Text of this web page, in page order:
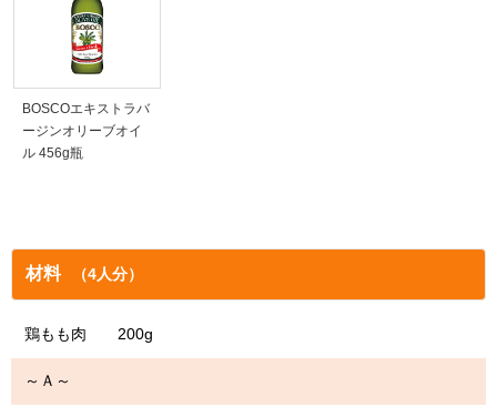
BOSCOエキストラバ
ージンオリーブオイ
ル 456g瓶
材料 （4人分）
鶏もも肉 200g
～Ａ～